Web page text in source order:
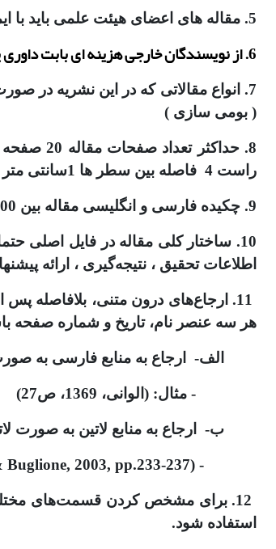
5. مقاله های اعضای هیئت علمی باید با ایمیل دانشگاهی یا سازمانی ارسال شود و سایر ایمیل ها (gmail , yahoo ) قابل قبول نیست.
6. از نویسندگان خارجی هزینه ای بابت داوری یا انتشار مقاله دریافت نمی شود ولی از نویسندگان داخلی در صورت پذیرش مقاله ایشان مبلغ 5،000،000 ریال دریافت می گردد.
7. انواع مقالاتی که در این نشریه
( بومی سازی )
راست 4 فاصله بین سطر ها 1سانتی متر تنظیم شود، قلم متن بی نازنین 13 یا B Lotus 12.5 باشد)
9. چکیده فارسی و انگلیسی مقاله بین 100 تا 200 واژه (شامل هدف، روش وگردآوری اطلاعات و نتایج تحقیق) و کلید واژگان نیز حداقل 3 و حداکثر5 کلمه باشد.
10. ساختار کلی مقاله در فایل اصلی
اطلاعات تحقیق ، نتیجه‌گیری ، ارائه
11. ارجاع‌های درون متنی، بلافاصله
هر سه عنصر نام، تاریخ و شماره صفحه
الف- ارجاع به منابع فارسی به
- مثال: (الوانی، 1369، ص27)
ب- ارجاع به منابع لاتین به صورت
- (Abran & Buglione, 2003, pp.233-237)
12. برای مشخص کردن قسمت‌های
استفاده شود.